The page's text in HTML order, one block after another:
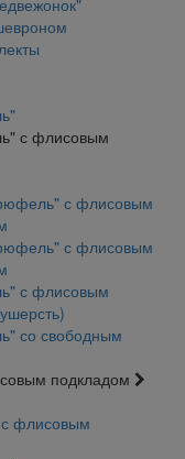
с флисовым
с флисовым
с флисовым
с флисовым
со свободным
подкладом
флисовым